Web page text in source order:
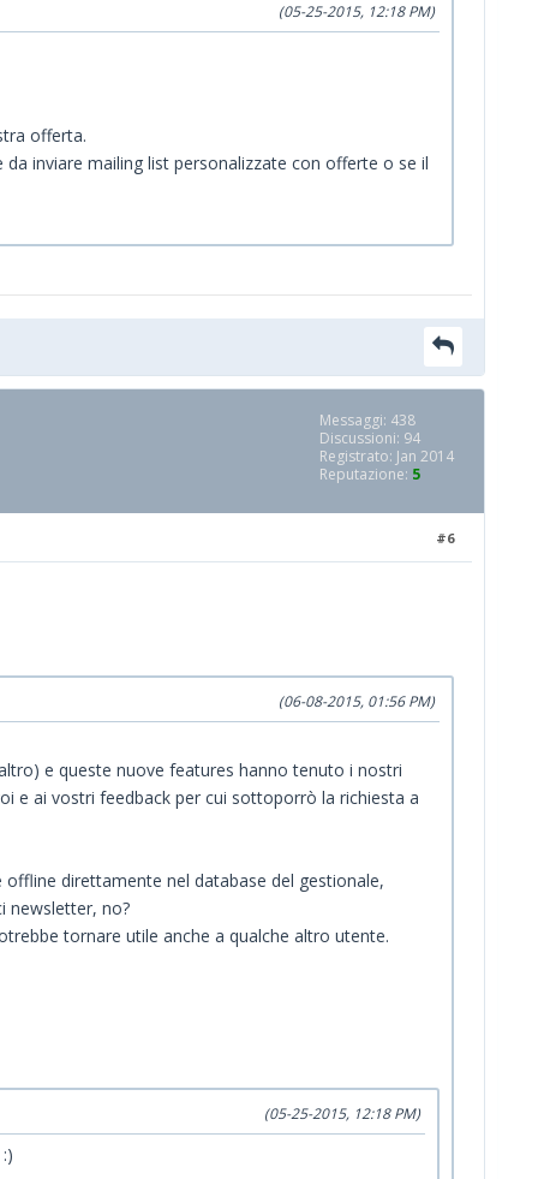
(05-25-2015, 12:18 PM)
offerta.
inviare mailing list personalizzate con offerte o se il
Messaggi: 438
Discussioni: 94
Registrato: Jan 2014
Reputazione: 5
#6
(06-08-2015, 01:56 PM)
e queste nuove features hanno tenuto i nostri
e ai vostri feedback per cui sottoporrò la richiesta a
direttamente nel database del gestionale,
newsletter, no?
tornare utile anche a qualche altro utente.
(05-25-2015, 12:18 PM)